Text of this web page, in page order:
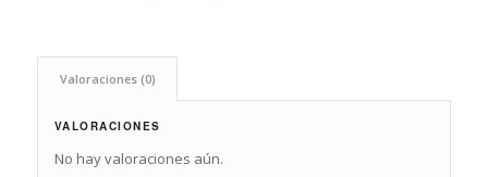
Valoraciones (0)
VALORACIONES
No hay valoraciones aún.